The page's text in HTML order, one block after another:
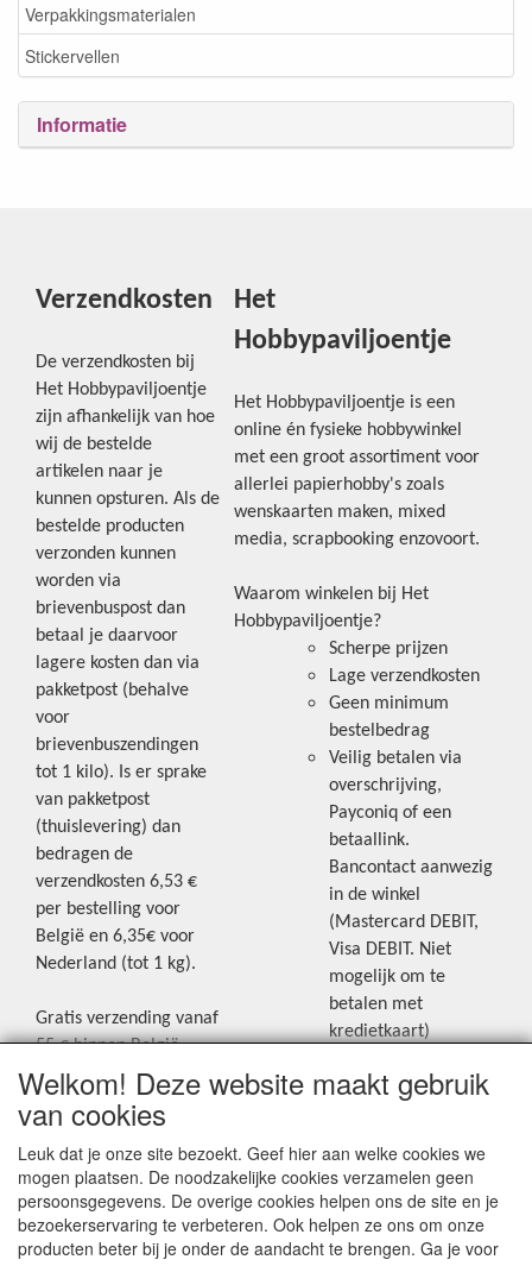
Verpakkingsmaterialen
Stickervellen
Informatie
Verzendkosten
De verzendkosten bij
Het Hobbypaviljoentje
zijn afhankelijk van hoe
wij de bestelde
artikelen naar je
kunnen opsturen. Als de
bestelde producten
verzonden kunnen
worden via
brievenbuspost dan
betaal je daarvoor
lagere kosten dan via
pakketpost (behalve
voor
brievenbuszendingen
tot 1 kilo). Is er sprake
van pakketpost
(thuislevering) dan
bedragen de
verzendkosten 6,53 €
per bestelling voor
België en 6,35€ voor
Nederland (tot 1 kg).
Gratis verzending vanaf
55 € binnen België.
Gratis verzending vanaf
65 € naar Nederland.
Levering andere
landen: geen gratis
verzending, portkosten
worden aangerekend.
Het
Hobbypaviljoentje
Het Hobbypaviljoentje is een
online én fysieke hobbywinkel
met een groot assortiment voor
allerlei papierhobby's zoals
wenskaarten maken, mixed
media, scrapbooking enzovoort.
Waarom winkelen bij Het
Hobbypaviljoentje?
Scherpe prijzen
Lage verzendkosten
Geen minimum
bestelbedrag
Veilig betalen via
overschrijving,
Payconiq of een
betaallink.
Bancontact aanwezig
in de winkel
(Mastercard DEBIT,
Visa DEBIT. Niet
mogelijk om te
betalen met
kredietkaart)
Blijf op de hoogte van de laatste
onze Facebookpagina.
Welkom! Deze website maakt gebruik
van cookies
Leuk dat je onze site bezoekt. Geef hier aan welke cookies we
mogen plaatsen. De noodzakelijke cookies verzamelen geen
persoonsgegevens. De overige cookies helpen ons de site en je
bezoekerservaring te verbeteren. Ook helpen ze ons om onze
producten beter bij je onder de aandacht te brengen. Ga je voor